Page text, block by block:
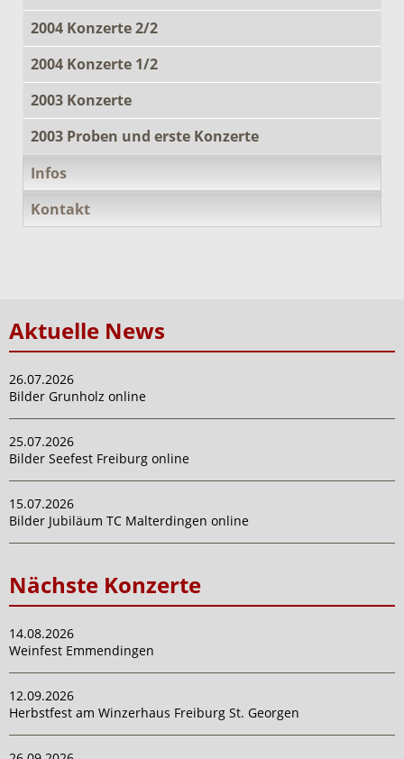
2004 Konzerte 2/2
2004 Konzerte 1/2
2003 Konzerte
2003 Proben und erste Konzerte
Infos
Kontakt
Aktuelle News
26.07.2026
Bilder Grunholz online
25.07.2026
Bilder Seefest Freiburg online
15.07.2026
Bilder Jubiläum TC Malterdingen online
Nächste Konzerte
14.08.2026
Weinfest Emmendingen
12.09.2026
Herbstfest am Winzerhaus Freiburg St. Georgen